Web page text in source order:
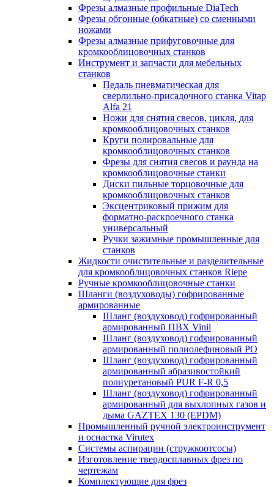
Фрезы алмазные профильные DiaTech
Фрезы обгонные (обкатные) со сменными
ножами
Фрезы алмазные прифуговочные для
кромкооблицовочных станков
Инструмент и запчасти для мебельных
станков
Педаль пневматическая для
сверлильно-присадочного станка Vitap
Alfa 21
Ножи для снятия свесов, цикля, для
кромкооблицовочных станков
Круги полировальные для
кромкооблицовочных станков
Фрезы для снятия свесов и раунда на
кромкооблицовочные станки
Диски пильные торцовочные для
кромкооблицовочных станков
Эксцентриковый прижим для
форматно-раскроечного станка
универсальный
Ручки зажимные промышленные для
станков
Жидкости очистительные и разделительные
для кромкооблицовочных станков Riepe
Ручные кромкооблицовочные станки
Шланги (воздуховоды) гофрированные
армированные
Шланг (воздуховод) гофрированный
армированный ПВХ Vinil
Шланг (воздуховод) гофрированный
армированный полиолефиновый PO
Шланг (воздуховод) гофрированный
армированный абразивостойкий
полиуретановый PUR F-R 0,5
Шланг (воздуховод) гофрированный
армированный для выхлопных газов и
дыма GAZTEX 130 (EPDM)
Промышленный ручной электроинструмент
и оснастка Virutex
Системы аспирации (стружкоотсосы)
Изготовление твердосплавных фрез по
чертежам
Комплектующие для фрез